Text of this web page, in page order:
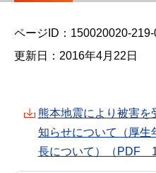
ページID：150020020-
更新日：2016年4月22日
熊本地震により被害を
知らせについて（厚生
長について）（PDF